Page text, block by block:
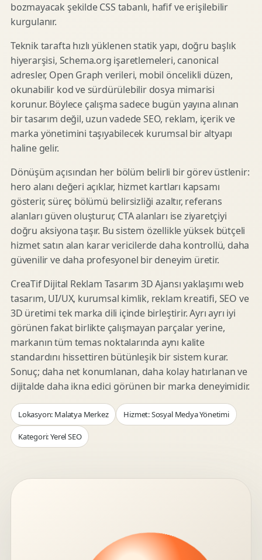
bozmayacak şekilde CSS tabanlı, hafif ve erişilebilir
kurgulanır.
Teknik tarafta hızlı yüklenen statik yapı, doğru başlık
hiyerarşisi, Schema.org işaretlemeleri, canonical
adresler, Open Graph verileri, mobil öncelikli düzen,
okunabilir kod ve sürdürülebilir dosya mimarisi
korunur. Böylece çalışma sadece bugün yayına alınan
bir tasarım değil, uzun vadede SEO, reklam, içerik ve
marka yönetimini taşıyabilecek kurumsal bir altyapı
haline gelir.
Dönüşüm açısından her bölüm belirli bir görev üstlenir:
hero alanı değeri açıklar, hizmet kartları kapsamı
gösterir, süreç bölümü belirsizliği azaltır, referans
alanları güven oluşturur, CTA alanları ise ziyaretçiyi
doğru aksiyona taşır. Bu sistem özellikle yüksek bütçeli
hizmet satın alan karar vericilerde daha kontrollü, daha
güvenilir ve daha profesyonel bir deneyim üretir.
CreaTif Dijital Reklam Tasarım 3D Ajansı yaklaşımı web
tasarım, UI/UX, kurumsal kimlik, reklam kreatifi, SEO ve
3D üretimi tek marka dili içinde birleştirir. Ayrı ayrı iyi
görünen fakat birlikte çalışmayan parçalar yerine,
markanın tüm temas noktalarında aynı kalite
standardını hissettiren bütünleşik bir sistem kurar.
Sonuç; daha net konumlanan, daha kolay hatırlanan ve
dijitalde daha ikna edici görünen bir marka deneyimidir.
Lokasyon: Malatya Merkez Hizmet: Sosyal Medya Yönetimi
Kategori: Yerel SEO